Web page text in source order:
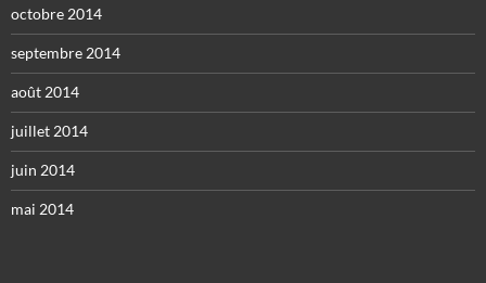
octobre 2014
septembre 2014
août 2014
juillet 2014
juin 2014
mai 2014